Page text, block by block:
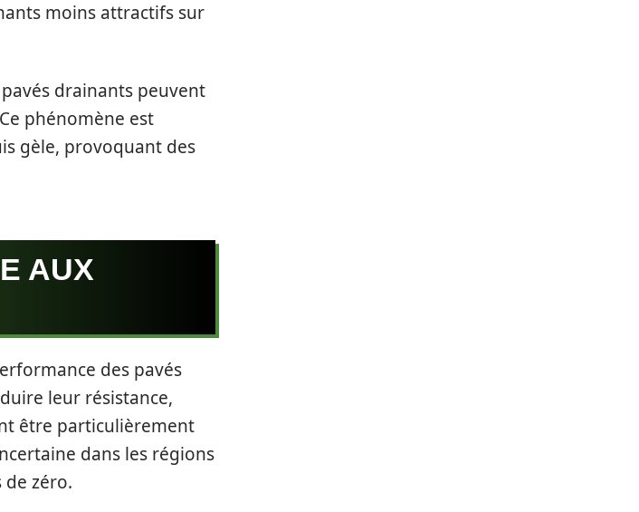
moins attractifs sur
drainants peuvent
phénomène est
gèle, provoquant des
AUX
des pavés
leur résistance,
être particulièrement
dans les régions
zéro.